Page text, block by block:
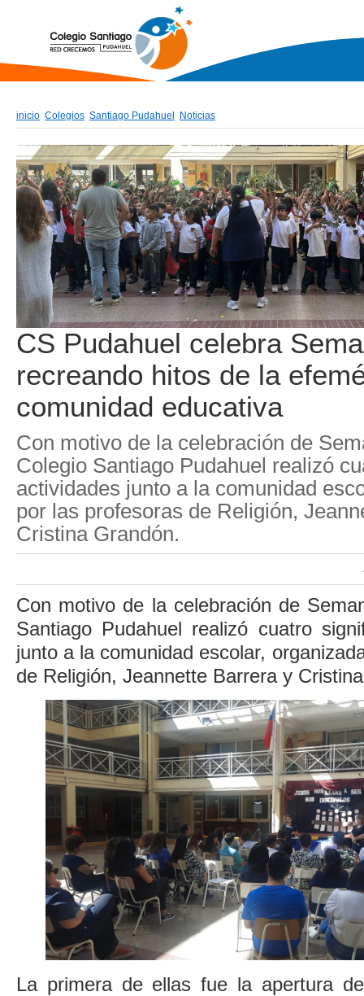
inicio Colegios Santiago Pudahuel Noticias
CS Pudahuel celebra
recreando hitos de la
comunidad educativa
Con motivo de la celebración de
Colegio Santiago Pudahuel realizó
actividades junto a la comunidad
por las profesoras de Religión,
Cristina Grandón.
Con motivo de la celebración de
Santiago Pudahuel realizó cuatro
junto a la comunidad escolar,
de Religión, Jeannette Barrera y
La primera de ellas fue la apertura